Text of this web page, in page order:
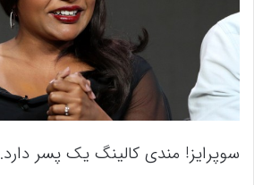
سوپرایز! مندی کالینگ یک پسر دارد.